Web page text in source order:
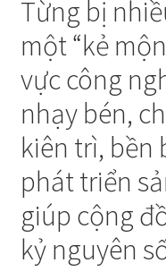
Từng bị
một “kẻ
vực công
nhạy bén,
kiên trì, bền
phát triển
giúp cộng
kỷ nguyên